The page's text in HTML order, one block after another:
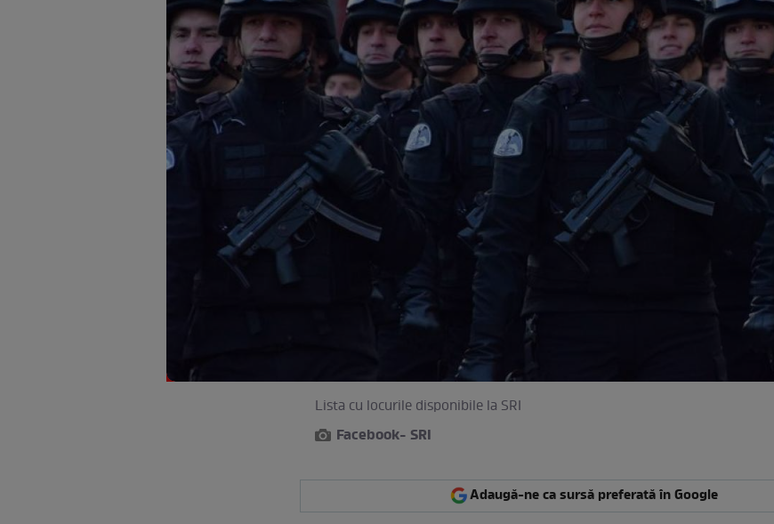
Lista cu locurile disponibile la SRI
Facebook- SRI
Adaugă-ne ca sursă preferată în Google